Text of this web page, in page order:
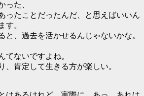
った、
ったことだったんだ、と思えばいいん
す。
と、過去を活かせるんじゃないかな。
てないですよね。
、肯定して生きる方が楽しい。